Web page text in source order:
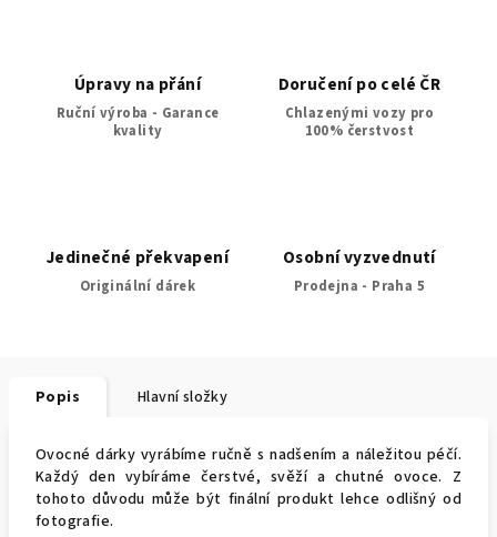
Úpravy na přání
Ruční výroba - Garance
kvality
Doručení po celé ČR
Chlazenými vozy pro
100% čerstvost
Jedinečné překvapení
Originální dárek
Osobní vyzvednutí
Prodejna - Praha 5
Popis Hlavní složky
Ovocné dárky vyrábíme ručně s nadšením a náležitou péčí.
Každý den vybíráme čerstvé, svěží a chutné ovoce. Z
tohoto důvodu může být finální produkt lehce odlišný od
fotografie.